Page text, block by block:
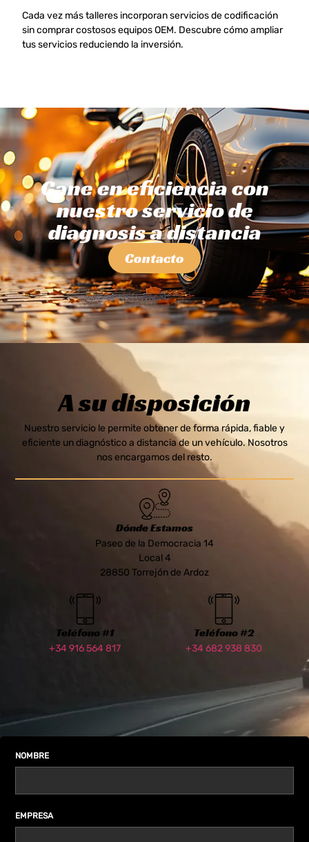
Cada vez más talleres incorporan servicios de codificación
sin comprar costosos equipos OEM. Descubre cómo ampliar
tus servicios reduciendo la inversión.
Gane en eficiencia con
nuestro servicio de
diagnosis a distancia
Contacto
A su disposición
Nuestro servicio le permite obtener de forma rápida, fiable y
eficiente un diagnóstico a distancia de un vehículo. Nosotros
nos encargamos del resto.
Dónde Estamos
Paseo de la Democracia 14
Local 4
28850 Torrejón de Ardoz
Teléfono #1
+34 916 564 817
Teléfono #2
+34 682 938 830
NOMBRE
EMPRESA